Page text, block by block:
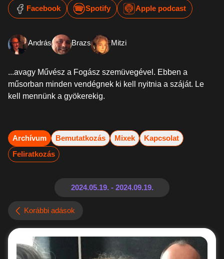
Facebook Spotify Apple podcast
András Brazs Mitzi
...avagy Művész a Fogász szemüvegével. Ebben a
műsorban minden vendégnek ki kell nyitnia a száját. Le
kell mennünk a gyökerekig.
Archívum Bemutatkozás Mixek
Kapcsolat
Feliratkozás
Korábbi adások